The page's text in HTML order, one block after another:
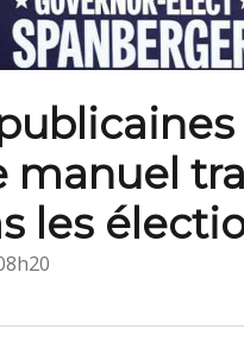
manuel
les